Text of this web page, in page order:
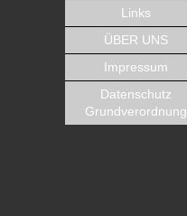
Links
ÜBER UNS
Impressum
Datenschutz
Grundverordnung